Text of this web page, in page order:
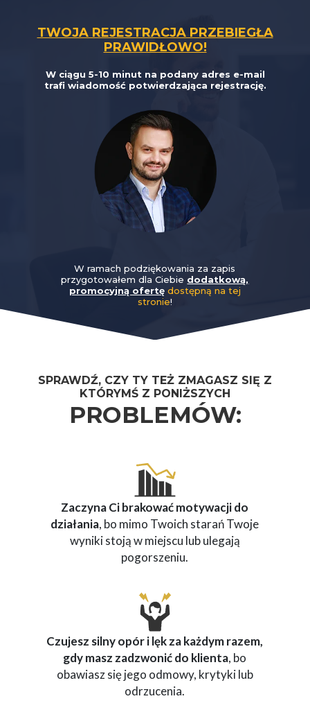
TWOJA REJESTRACJA PRZEBIEGŁA
PRAWIDŁOWO!
W ciągu 5-10 minut na podany adres e-mail
trafi wiadomość potwierdzająca rejestrację.
W ramach podziękowania za zapis
przygotowałem dla Ciebie dodatkową,
promocyjną ofertę dostępną na tej
stronie!
SPRAWDŹ, CZY TY TEŻ ZMAGASZ SIĘ Z
KTÓRYMŚ Z PONIŻSZYCH
PROBLEMÓW:
Zaczyna Ci brakować motywacji do
działania, bo mimo Twoich starań Twoje
wyniki stoją w miejscu lub ulegają
pogorszeniu.
Czujesz silny opór i lęk za każdym razem,
gdy masz zadzwonić do klienta, bo
obawiasz się jego odmowy, krytyki lub
odrzucenia.